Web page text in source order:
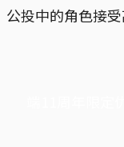
公投中的角色接受